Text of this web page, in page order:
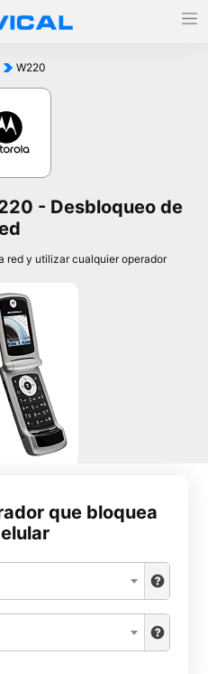
W220
- Desbloqueo de
red y utilizar cualquier operador
que bloquea